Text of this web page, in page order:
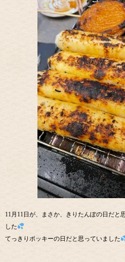
11月11日が、まさか、きりたんぽの日だと
した
てっきりポッキーの日だと思っていました